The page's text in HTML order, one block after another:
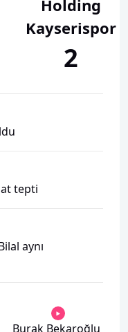
Holding
Kayserispor
2
tepti
aynı
Burak Bekaroğlu